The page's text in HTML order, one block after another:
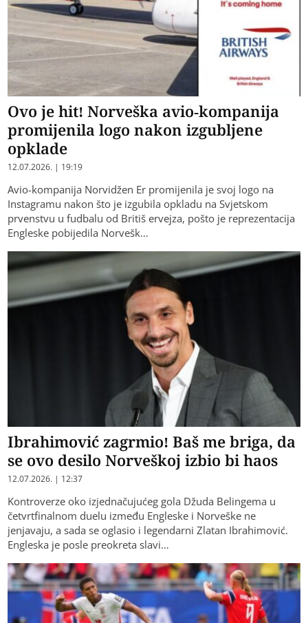
Ovo je hit! Norveška avio-kompanija
promijenila logo nakon izgubljene
opklade
12.07.2026. | 19:19
Avio-kompanija Norvidžen Er promijenila je svoj logo na
Instagramu nakon što je izgubila opkladu na Svjetskom
prvenstvu u fudbalu od Britiš ervejza, pošto je reprezentacija
Engleske pobijedila Norvešk…
Ibrahimović zagrmio! Baš me briga, da
se ovo desilo Norveškoj izbio bi haos
12.07.2026. | 12:37
Kontroverze oko izjednačujućeg gola Džuda Belingema u
četvrtfinalnom duelu između Engleske i Norveške ne
jenjavaju, a sada se oglasio i legendarni Zlatan Ibrahimović.
Engleska je posle preokreta slavi…